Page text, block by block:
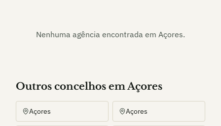
Nenhuma agência encontrada em Açores.
Outros concelhos em Açores
Açores Açores